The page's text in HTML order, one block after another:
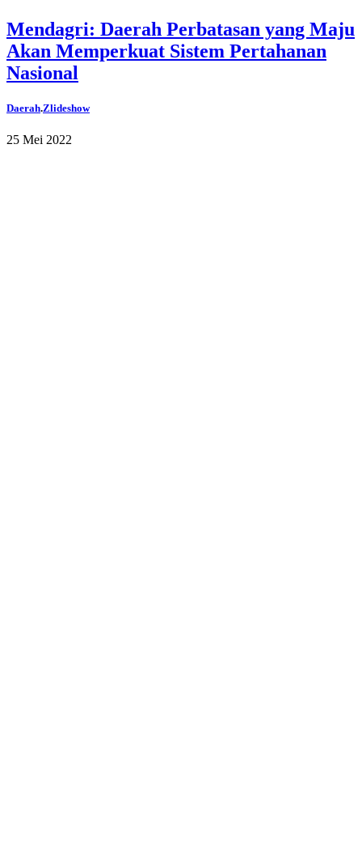
Mendagri: Daerah Perbatasan yang Maju
Akan Memperkuat Sistem Pertahanan
Nasional
Daerah.Zlideshow
25 Mei 2022